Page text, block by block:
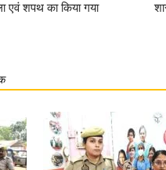
शपथ का किया गया